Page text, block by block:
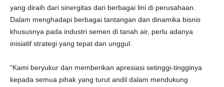
yang diraih dari sinergitas dari berbagai lini di perusahaan.
Dalam menghadapi berbagai tantangan dan dinamika bisnis
khususnya pada industri semen di tanah air, perlu adanya
inisiatif strategi yang tepat dan unggul.
“Kami beryukur dan memberikan apresiasi setinggi-tingginya
kepada semua pihak yang turut andil dalam mendukung